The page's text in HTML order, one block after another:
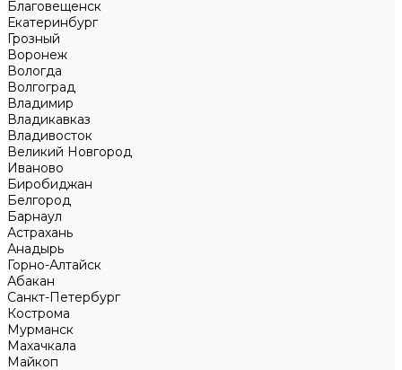
Благовещенск
Екатеринбург
Грозный
Воронеж
Вологда
Волгоград
Владимир
Владикавказ
Владивосток
Великий Новгород
Иваново
Биробиджан
Белгород
Барнаул
Астрахань
Анадырь
Горно-Алтайск
Абакан
Санкт-Петербург
Кострома
Мурманск
Махачкала
Майкоп